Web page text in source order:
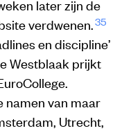
later zijn de
verdwenen.35
en discipline’
Westblaak prijkt
namen van maar
Utrecht,